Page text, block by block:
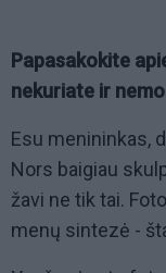
Papasakokite
nekuriate ir
Esu menininkas,
Nors baigiau
žavi ne tik tai.
menų sintezė -